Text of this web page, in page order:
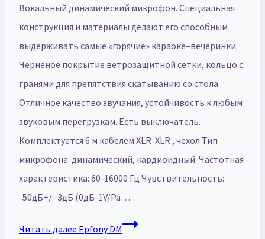
Вокальный динамический микрофон. Специальная
конструкция и материалы делают его способным
выдерживать самые «горячие» караоке–вечеринки.
Черненое покрытие ветрозащитной сетки, кольцо с
гранями для препятствия скатыванию со стола.
Отличное качество звучания, устойчивость к любым
звуковым перегрузкам. Есть выключатель.
Комплектуется 6 м кабелем XLR-XLR , чехол Тип
микрофона: динамический, кардиоидный. Частотная
характеристика: 60-16000 Гц Чувствительность:
-50дБ+/- 3дБ (0дБ-1V/Pa…
Читать далее Epfony DM